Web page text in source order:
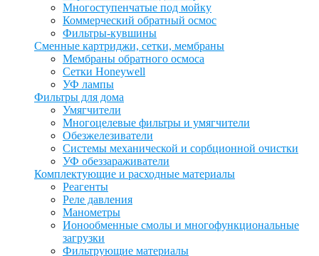
Многоступенчатые под мойку
Коммерческий обратный осмос
Фильтры-кувшины
Сменные картриджи, сетки, мембраны
Мембраны обратного осмоса
Сетки Honeywell
УФ лампы
Фильтры для дома
Умягчители
Многоцелевые фильтры и умягчители
Обезжелезиватели
Системы механической и сорбционной очистки
УФ обеззараживатели
Комплектующие и расходные материалы
Реагенты
Реле давления
Манометры
Ионообменные смолы и многофункциональные
загрузки
Фильтрующие материалы